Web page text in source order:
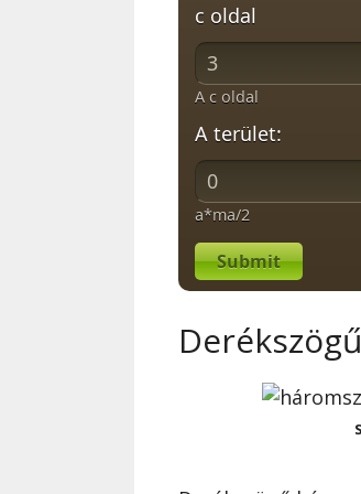
c oldal
A c oldal
A terület:
a*ma/2
Submit